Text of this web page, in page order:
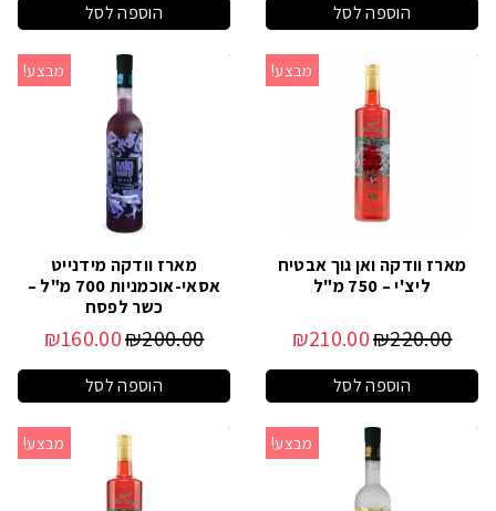
הוספה לסל הוספה לסל
מבצע!
מארז וודקה ואן גוך אבטיח
ליצ'י – 750 מ"ל
₪220.00
₪210.00
הוספה לסל
מבצע!
מארז וודקה מידנייט
אסאי-אוכמניות 700 מ"ל –
כשר לפסח
₪200.00
₪160.00
הוספה לסל
מבצע! מבצע!